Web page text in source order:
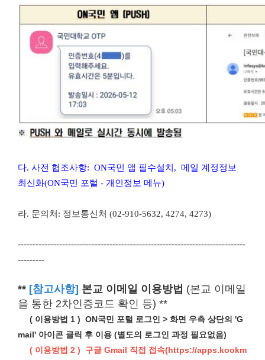
다. 사전 협조사항: ON국민 앱 필수설치, 메일 계정정보
최신화(ON국민 포털 - 개인정보 메뉴)
라. 문의처: 정보통신처 (02-910-5632, 4274, 4273)
-----------------------------------------------------------------------------
---------
** [참고사항] 본교 이메일 이용방법 (본교 이메일
을 통한 2차인증코드 확인 등) **
( 이용방법 1 ) ON국민 포털 로그인 > 화면 우측 상단의 'G
mail' 아이콘 클릭 후 이용 (별도의 로그인 과정 필요없음)
( 이용방법 2 ) 구글 Gmail 직접 접속(https://apps.kookm